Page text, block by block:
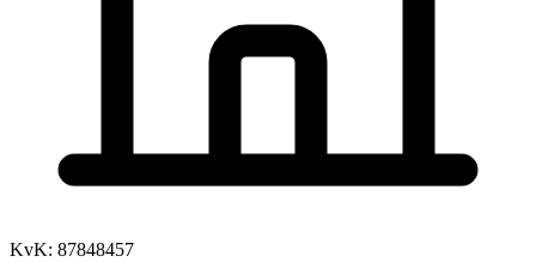
KvK: 87848457